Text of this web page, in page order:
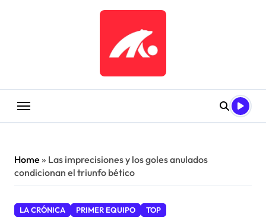
Home » Las imprecisiones y los goles anulados
condicionan el triunfo bético
LA CRÓNICA PRIMER EQUIPO TOP